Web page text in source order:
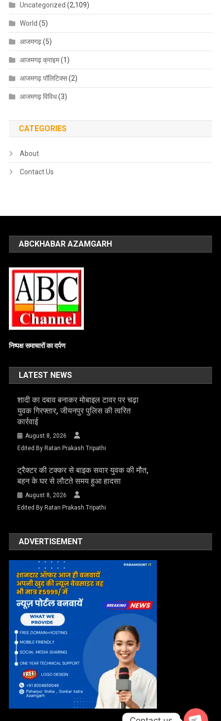
Uncategorized (2,109)
World (5)
आजमगढ़(5)
आजमगढ़ क्राइम(1)
आजमगढ़ पॉलिटिक्स(2)
आजमगढ़ विविध(3)
CATEGORIES
About
Contact Us
ABCKHABAR AZAMGARH
निष्पक्ष समाचारों का दर्पण
LATEST NEWS
शादी का दबाव बनाकर मोबाइल टावर पर चढ़ा
युवक गिरफ्तार, जीयनपुर पुलिस की त्वरित
कार्रवाई
August 8, 2026
Edited By Ratan Prakash Tripathi
ट्रैक्टर की टक्कर से बाइक सवार युवक की मौत,
बहन के घर से लौटते समय हुआ हादसा
August 8, 2026
Edited By Ratan Prakash Tripathi
ADVERTISEMENT